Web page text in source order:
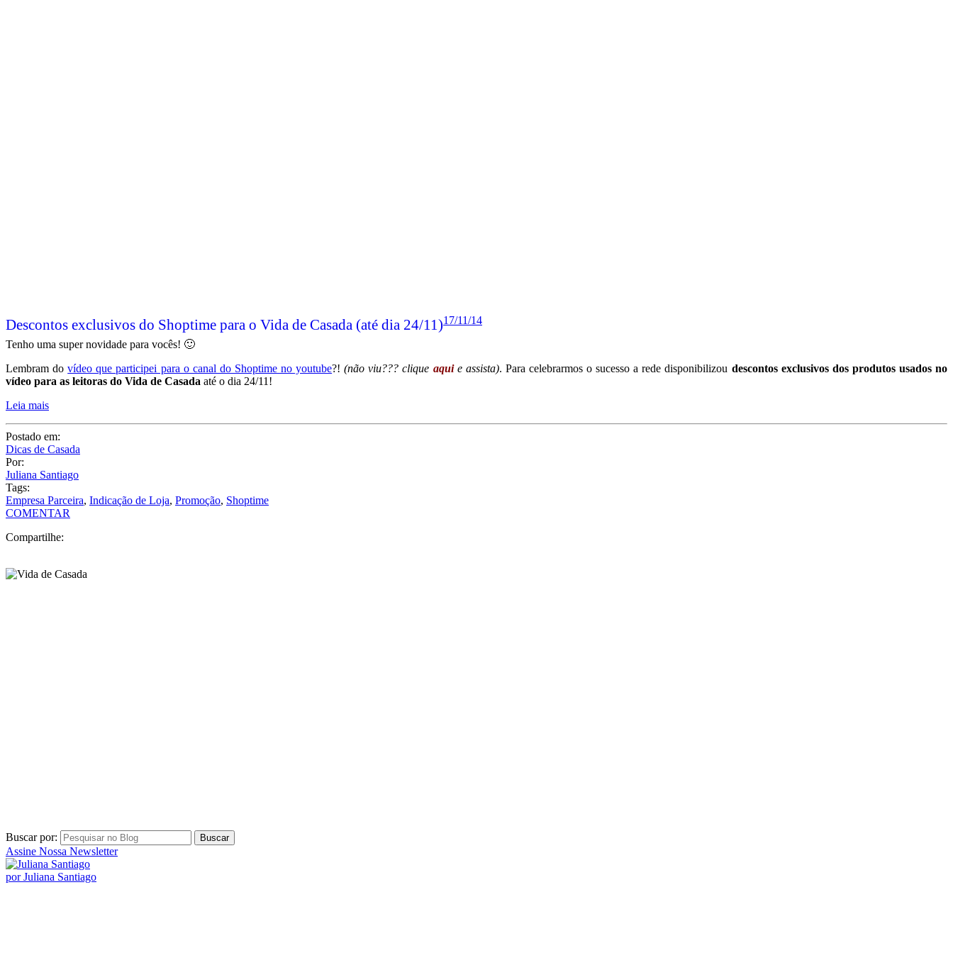
Descontos exclusivos do Shoptime para o Vida de Casada (até dia 24/11)17/11/14
Tenho uma super novidade para vocês! 🙂
Lembram dovídeo que participei para o canal do Shoptime no youtube?!(não viu??? clique aqui e assista). Para celebrarmos o sucesso a rede disponibilizou descontos exclusivos dos produtos usados no
vídeo para as leitoras do Vida de Casada até o dia 24/11!
Leia mais
Postado em:
Dicas de Casada
Por:
Juliana Santiago
Tags:
Empresa Parceira, Indicação de Loja, Promoção, Shoptime
COMENTAR
Compartilhe:
Buscar por:
Assine Nossa Newsletter
por Juliana Santiago